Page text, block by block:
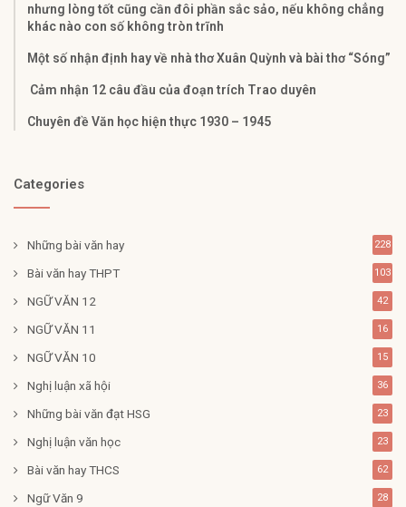
nhưng lòng tốt cũng cần đôi phần sắc sảo, nếu không chẳng
khác nào con số không tròn trĩnh
Một số nhận định hay về nhà thơ Xuân Quỳnh và bài thơ “Sóng”
Cảm nhận 12 câu đầu của đoạn trích Trao duyên
Chuyên đề Văn học hiện thực 1930 – 1945
Categories
Những bài văn hay 228
Bài văn hay THPT 103
NGỮ VĂN 12 42
NGỮ VĂN 11 16
NGỮ VĂN 10 15
Nghị luận xã hội 36
Những bài văn đạt HSG 23
Nghị luận văn học 23
Bài văn hay THCS 62
Ngữ Văn 9 28